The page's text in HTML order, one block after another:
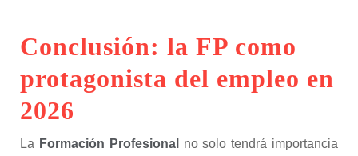
Conclusión: la FP como
protagonista del empleo en
2026
La Formación Profesional
no solo tendrá importancia